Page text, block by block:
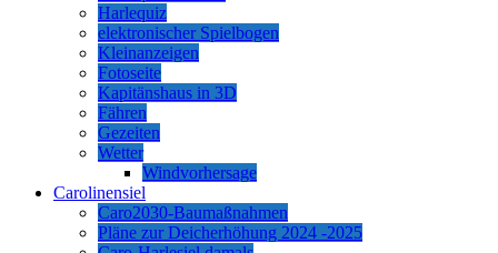
Harlequiz
elektronischer Spielbogen
Kleinanzeigen
Fotoseite
Kapitänshaus in 3D
Fähren
Gezeiten
Wetter
Windvorhersage
Carolinensiel
Caro2030-Baumaßnahmen
Pläne zur Deicherhöhung 2024 -2025